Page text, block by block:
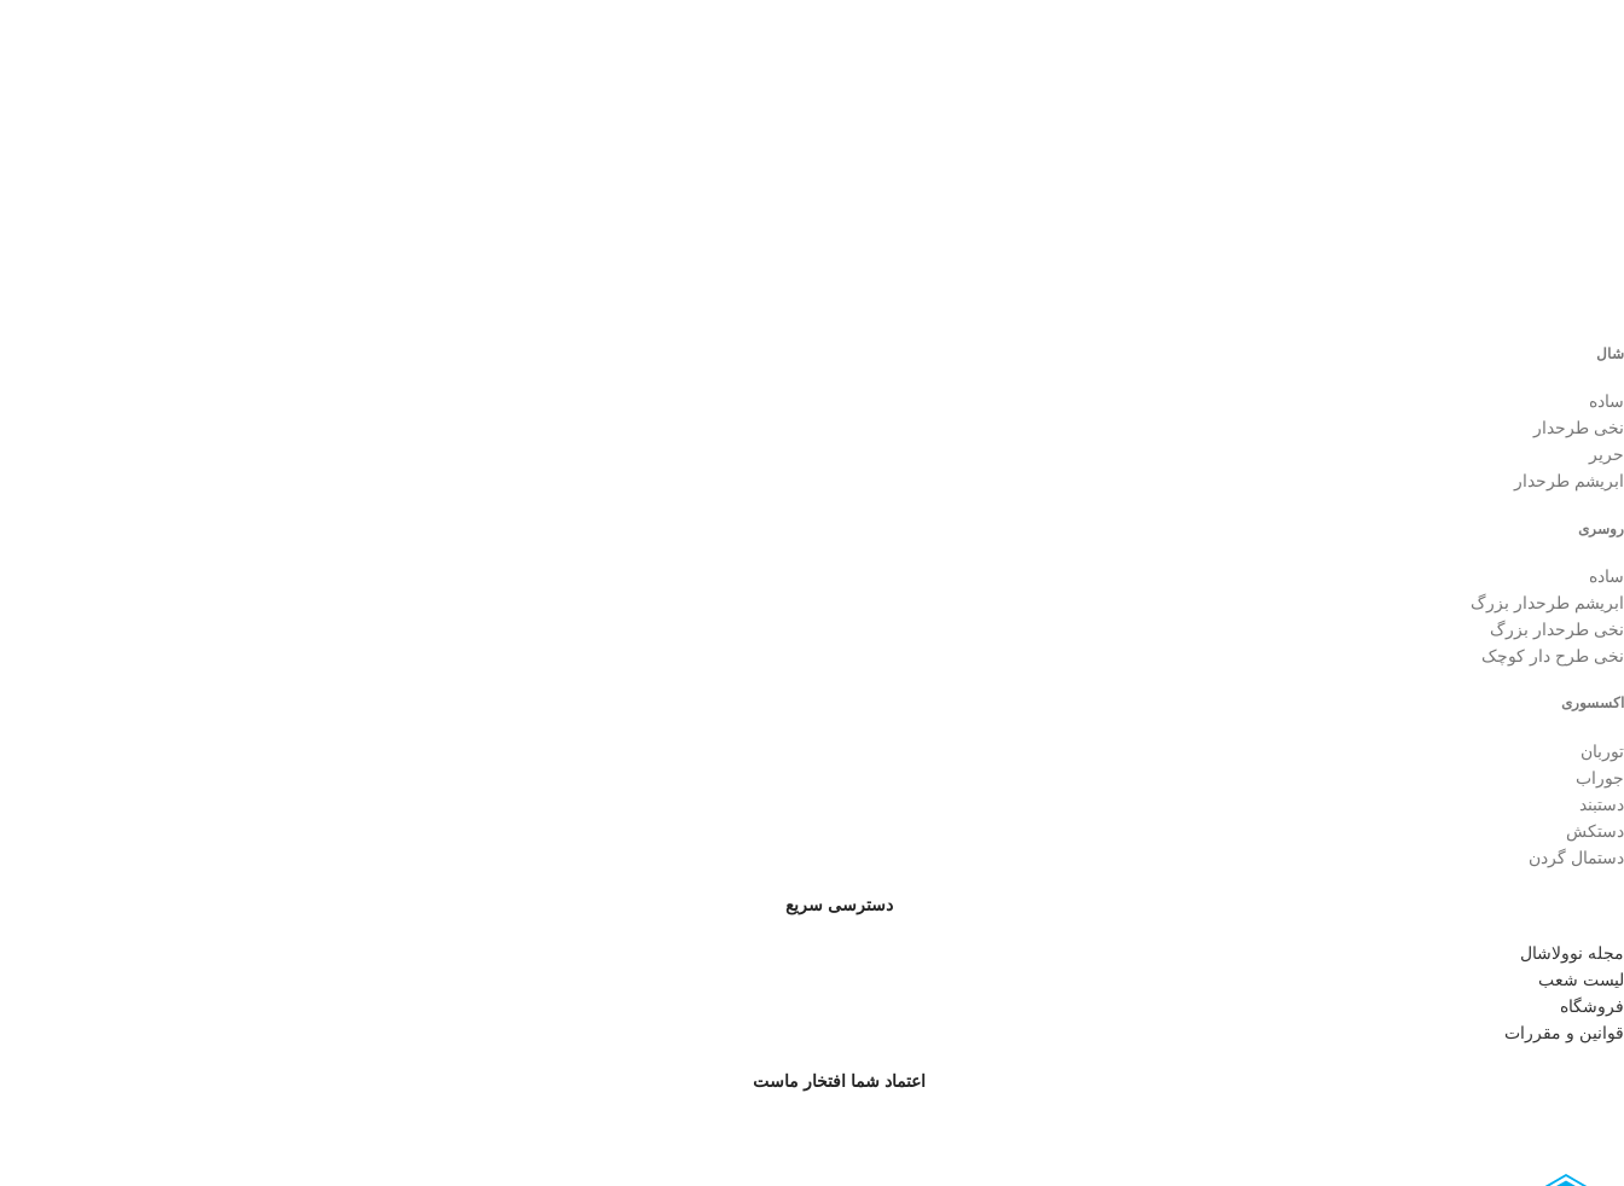
شال
ساده
نخی طرحدار
حریر
ابریشم طرحدار
روسری
ساده
ابریشم طرحدار بزرگ
نخی طرحدار بزرگ
نخی طرح دار کوچک
اکسسوری
توربان
جوراب
دستبند
دستکش
دستمال گردن
دسترسی سریع
مجله نوولاشال
لیست شعب
فروشگاه
قوانین و مقررات
اعتماد شما افتخار ماست